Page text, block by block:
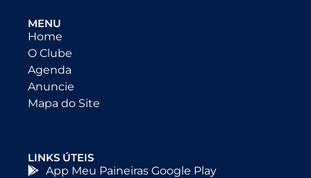
MENU
Home
O Clube
Agenda
Anuncie
Mapa do Site
LINKS ÚTEIS
App Meu Paineiras Google Play